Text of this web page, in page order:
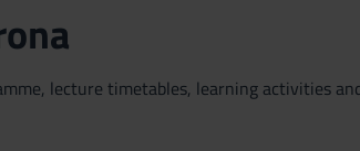
lecture timetables, learning activities